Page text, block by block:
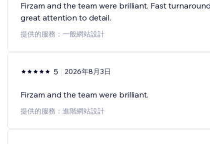
Firzam and the team were brilliant. Fast
great attention to detail.
提供的服務：一般網站設計
5 2026年8月3日
Firzam and the team were brilliant.
提供的服務：進階網站設計